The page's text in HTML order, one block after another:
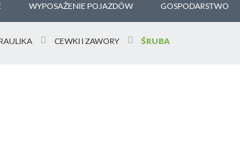
WYPOSAŻENIE POJAZDÓW GOSPODARSTWO
CEWKI I ZAWORY ŚRUBA